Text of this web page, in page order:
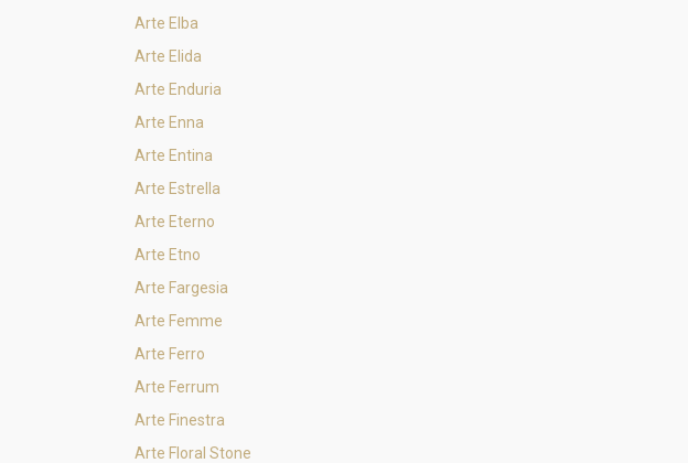
Arte Elba
Arte Elida
Arte Enduria
Arte Enna
Arte Entina
Arte Estrella
Arte Eterno
Arte Etno
Arte Fargesia
Arte Femme
Arte Ferro
Arte Ferrum
Arte Finestra
Arte Floral Stone